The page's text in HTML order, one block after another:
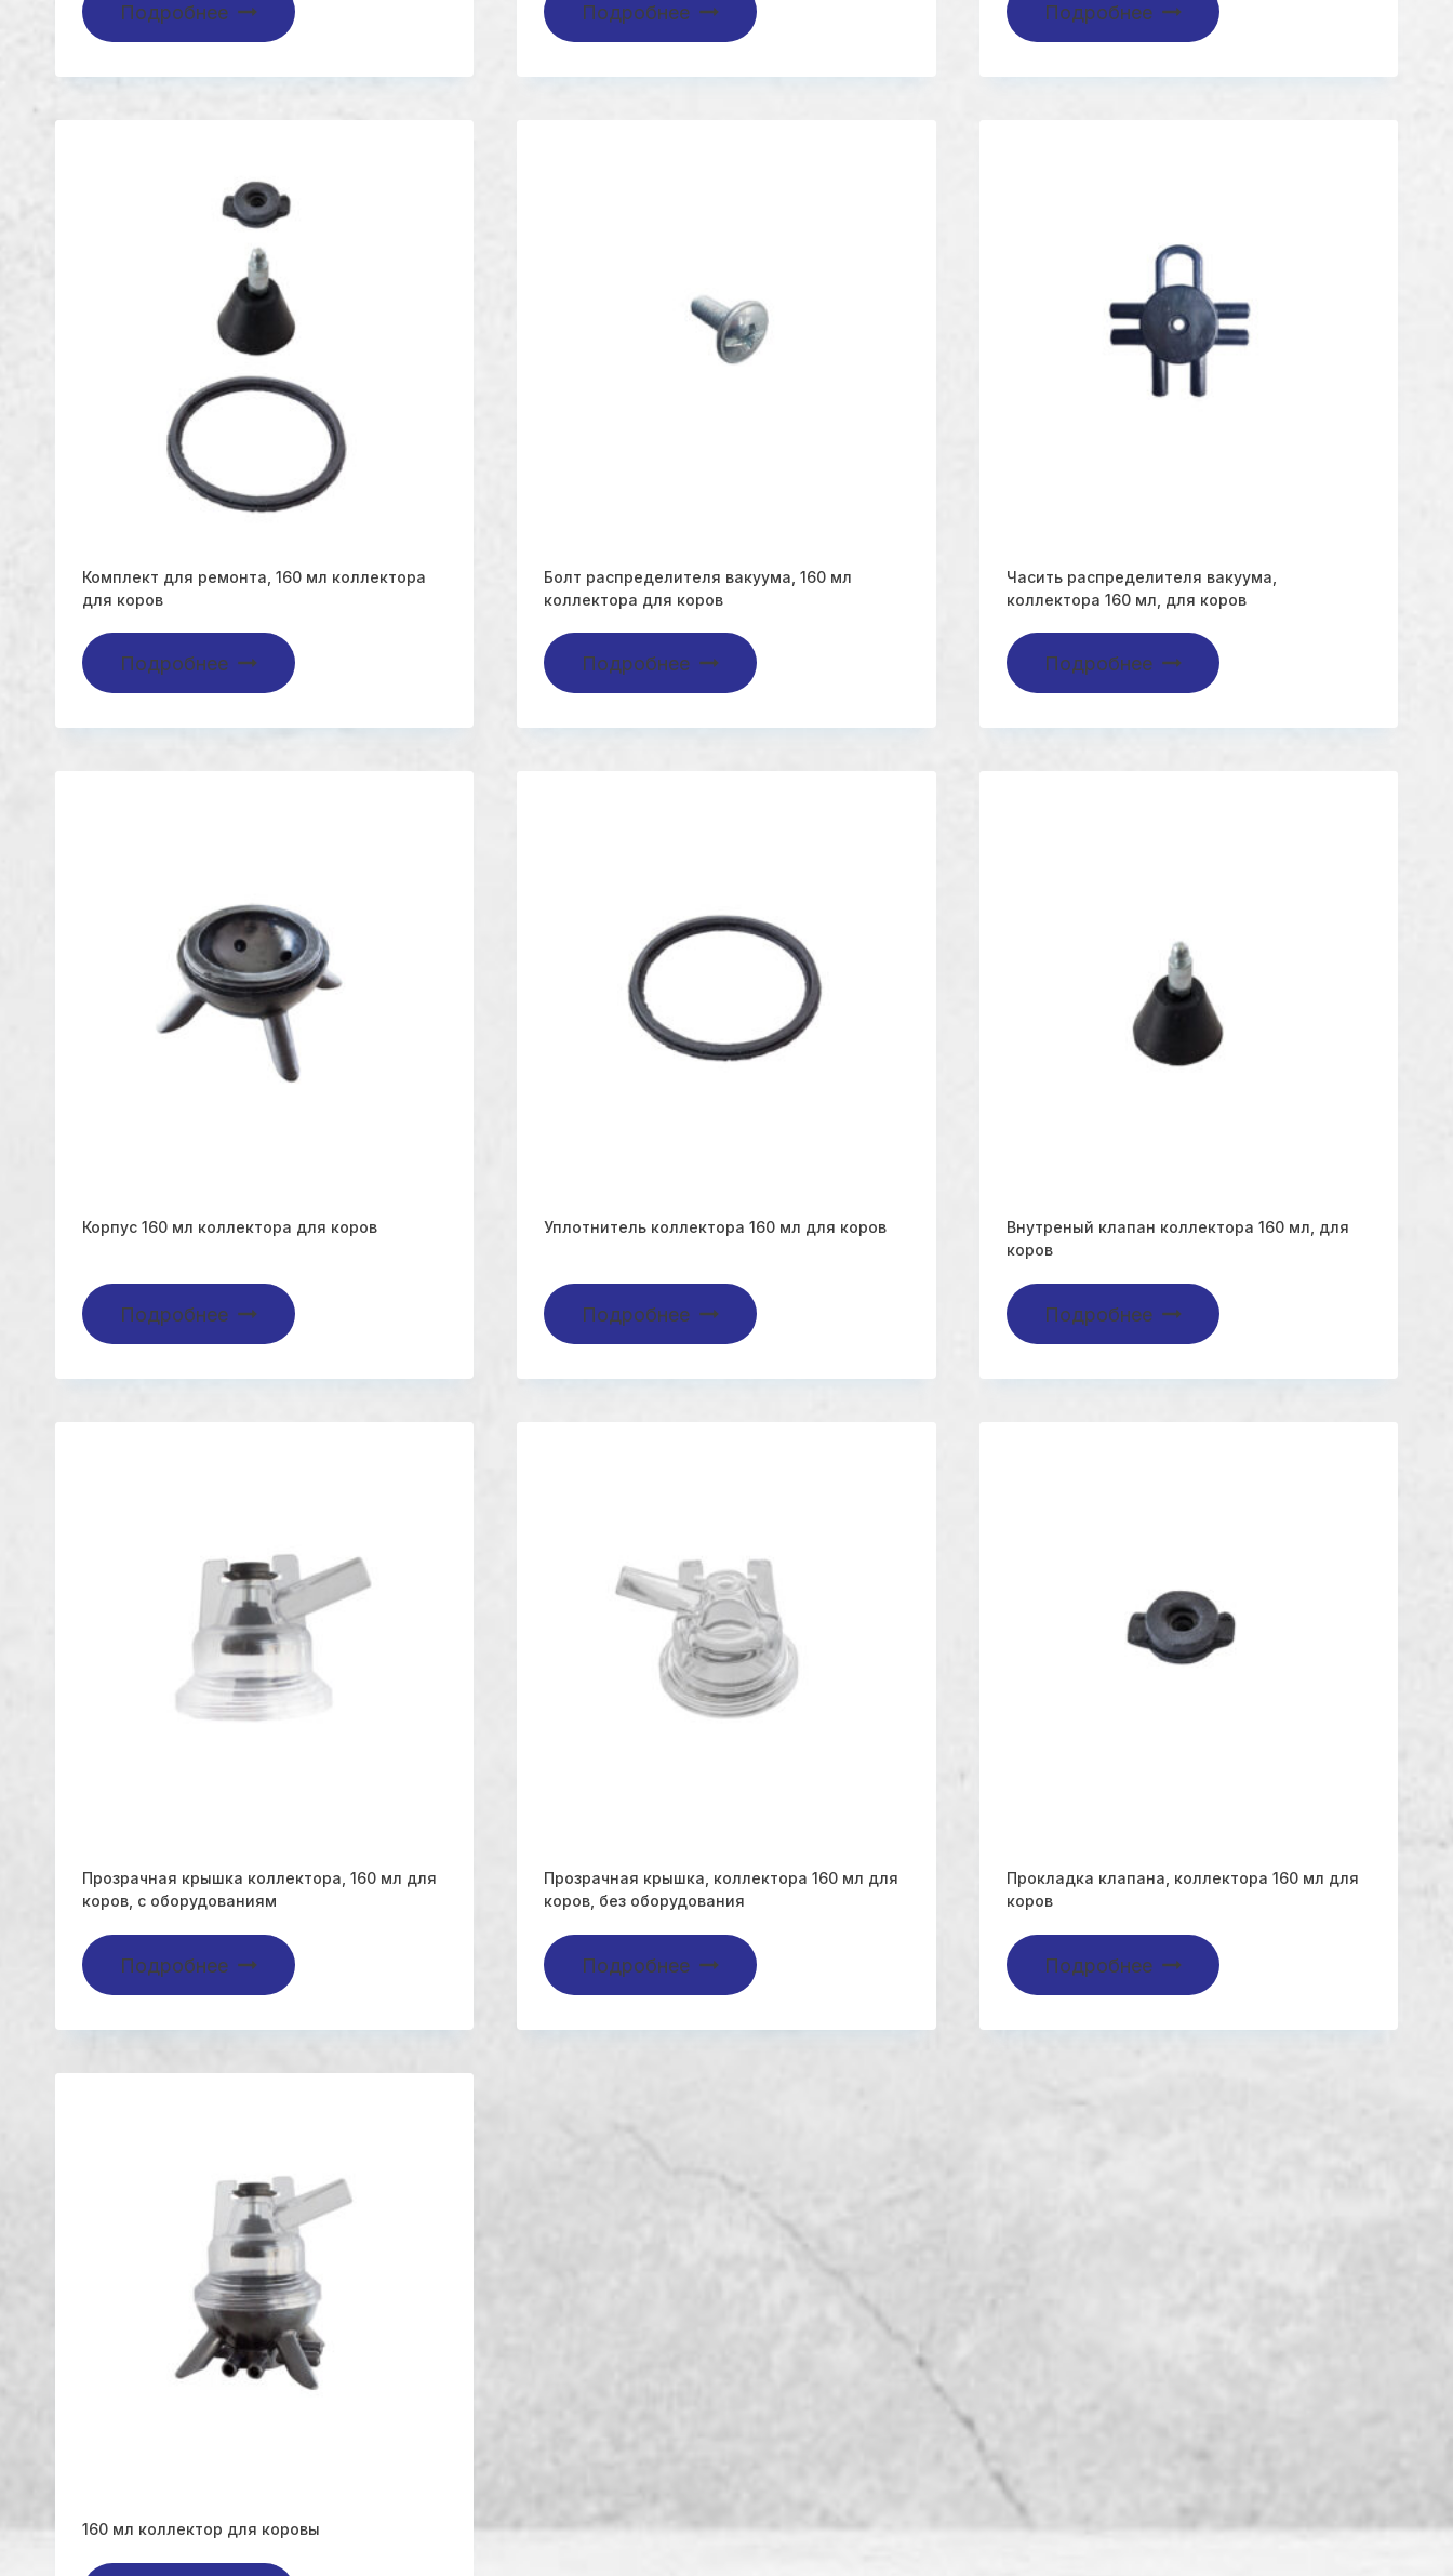
Подробнее Подробнее Подробнее
Комплект для ремонта, 160 мл коллектора
для коров
Подробнее
Болт распределителя вакуума, 160 мл
коллектора для коров
Подробнее
Часить распределителя вакуума,
коллектора 160 мл, для коров
Подробнее
Корпус 160 мл коллектора для коров
Подробнее
Уплотнитель коллектора 160 мл для коров
Подробнее
Внутреный клапан коллектора 160 мл, для
коров
Подробнее
Прозрачная крышка коллектора, 160 мл для
коров, с оборудованиям
Подробнее
Прозрачная крышка, коллектора 160 мл для
коров, без оборудования
Подробнее
Прокладка клапана, коллектора 160 мл для
коров
Подробнее
160 мл коллектор для коровы